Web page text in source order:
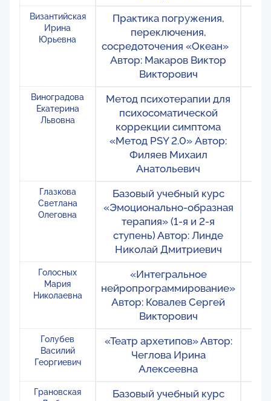
Византийская
Ирина
Юрьевна
Практика погружения,
переключения,
сосредоточения «Океан»
Автор: Макаров Виктор
Викторович
Виноградова
Екатерина
Львовна
Метод психотерапии для
психосоматической
коррекции симптома
«Метод PSY 2.0» Автор:
Филяев Михаил
Анатольевич
Глазкова
Светлана
Олеговна
Базовый учебный курс
«Эмоционально-образная
терапия» (1-я и 2-я
ступень) Автор: Линде
Николай Дмитриевич
Голосных
Мария
Николаевна
«Интегральное
нейропрограммирование»
Автор: Ковалев Сергей
Викторович
Голубев
Василий
Георгиевич
«Театр архетипов» Автор:
Чеглова Ирина
Алексеевна
Грановская
Базовый учебный курс